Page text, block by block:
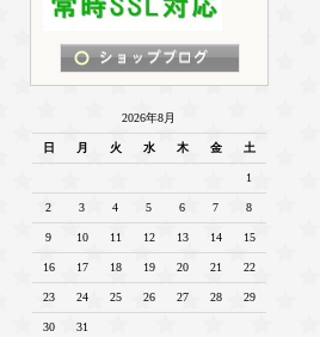
2026年8月
日 月 火 水 木 金 土
1
2 3 4 5 6 7 8
9 10 11 12 13 14 15
16 17 18 19 20 21 22
23 24 25 26 27 28 29
30 31